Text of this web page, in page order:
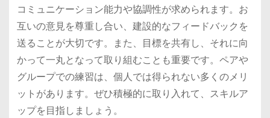
コミュニケーション能力や協調性が求められます。お
互いの意見を尊重し合い、建設的なフィードバックを
送ることが大切です。また、目標を共有し、それに向
かって一丸となって取り組むことも重要です。ペアや
グループでの練習は、個人では得られない多くのメリ
ットがあります。ぜひ積極的に取り入れて、スキルア
ップを目指しましょう。